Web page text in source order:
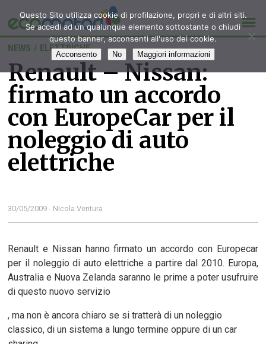
NEWS / ELETTRICHE
Renault – Nissan:
firmato un accordo
con EuropeCar per il
noleggio di auto
elettriche
30/05/2009 - Nicola Ventura
Renault e Nissan hanno firmato un accordo con Europecar
per il noleggio di auto elettriche a partire dal 2010. Europa,
Australia e Nuova Zelanda saranno le prime a poter usufruire
di questo nuovo servizio
, ma non è ancora chiaro se si tratterà di un noleggio
classico, di un sistema a lungo termine oppure di un car
Questo Sito utilizza cookie di profilazione, propri e di altri siti.
Se accedi ad un qualunque elemento sottostante o chiudi
questo banner, acconsenti all'uso dei cookie.
Acconsento No Maggiori informazioni